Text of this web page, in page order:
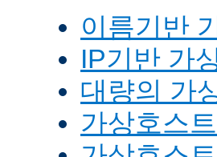
이름기반
IP기반 가
대량의 가
가상호스트